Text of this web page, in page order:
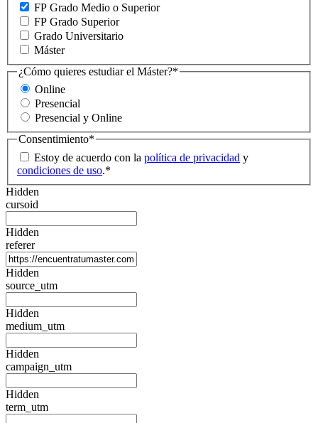
FP Grado Medio o Superior
FP Grado Superior
Grado Universitario
Máster
¿Cómo quieres estudiar el Máster?*
Online
Presencial
Presencial y Online
Consentimiento*
Estoy de acuerdo con la política de privacidad y
condiciones de uso.*
Hidden
cursoid
Hidden
referer
Hidden
source_utm
Hidden
medium_utm
Hidden
campaign_utm
Hidden
term_utm